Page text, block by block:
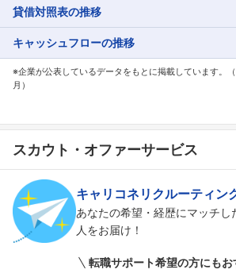
貸借対照表の推移
キャッシュフローの推移
※企業が公表しているデータをもとに掲載しています。
月）
スカウト・オファーサービス
キャリコネリクルーティン
あなたの希望・経歴にマッチ
人をお届け！
転職サポート希望の方にもお